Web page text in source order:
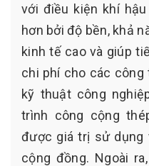
với điều kiện khí
hơn bởi độ bền, khả
kinh tế cao và giúp
chi phí cho các công
kỹ thuật công
trình công cộng
được giá trị sử dụng
cộng đồng. Ngoài